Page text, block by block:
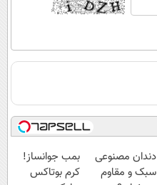
دندان مصنوعی
سبک و مقاوم
بمب جوانساز!
کرم بوتاکس